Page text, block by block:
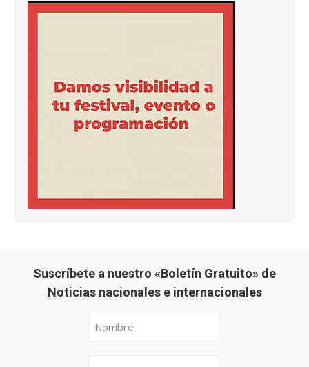
Suscríbete a nuestro «Boletín Gratuito» de
Noticias nacionales e internacionales